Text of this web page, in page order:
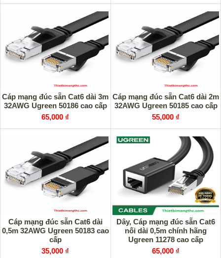
Cáp mạng đúc sẵn Cat6 dài 3m
32AWG Ugreen 50186 cao cấp
65,000 ₫
Cáp mạng đúc sẵn Cat6 dài 2m
32AWG Ugreen 50185 cao cấp
55,000 ₫
Cáp mạng đúc sẵn Cat6 dài
0,5m 32AWG Ugreen 50183 cao
cấp
35,000 ₫
Dây, Cáp mạng đúc sẵn Cat6
nối dài 0,5m chính hãng
Ugreen 11278 cao cấp
65,000 ₫